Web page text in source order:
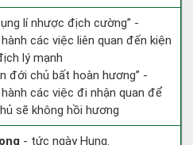
lí nhược địch cường” -
các việc liên quan đến kiện
lý mạnh
đới chủ bất hoàn hương” -
các việc đi nhận quan để
sẽ không hồi hương
- tức ngày Hung.